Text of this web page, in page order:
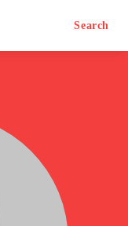
Search